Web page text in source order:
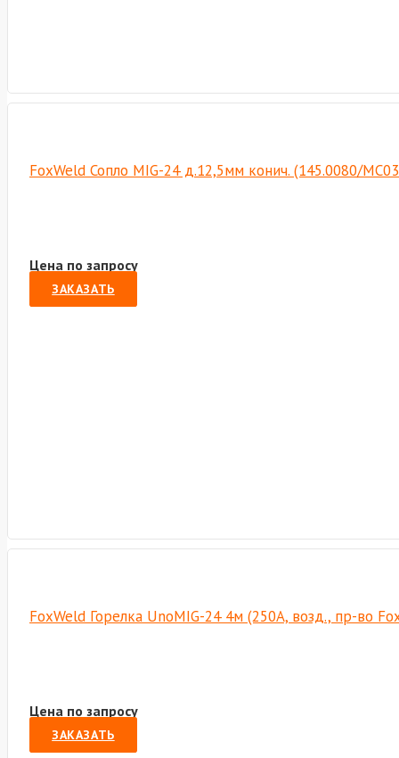
FoxWeld Сопло MIG-24 д.12,5мм конич. (145.0080/
Цена по запросу
ЗАКАЗАТЬ
FoxWeld Горелка UnoMIG-24 4м (250А, возд., пр-во
Цена по запросу
ЗАКАЗАТЬ